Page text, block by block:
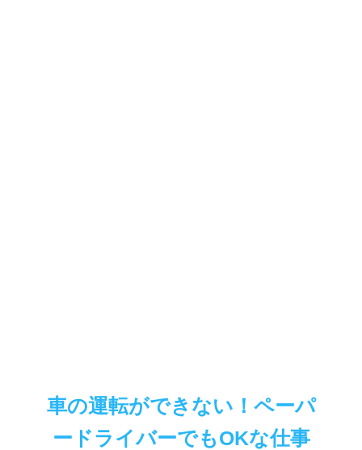
車の運転ができない！ペーパ
ードライバーでもOKな仕事